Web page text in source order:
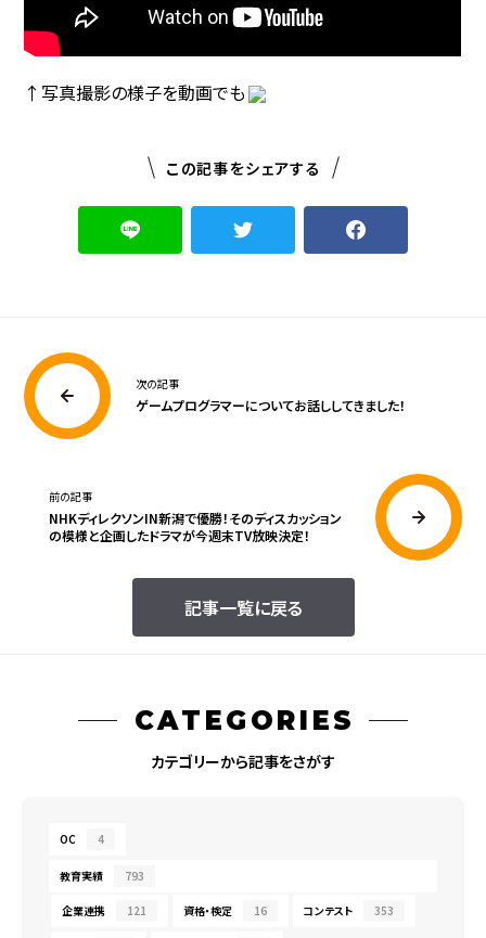
↑写真撮影の様子を動画でも
この記事をシェアする
次の記事
ゲームプログラマーについてお話ししてきました！
記事一覧に戻る
前の記事
NHKディレクソンIN新潟で優勝！そのディスカッション
の模様と企画したドラマが今週末TV放映決定！
CATEGORIES
カテゴリーから記事をさがす
OC 4
教育実績 793
企業連携 121 資格・検定 16 コンテスト 353